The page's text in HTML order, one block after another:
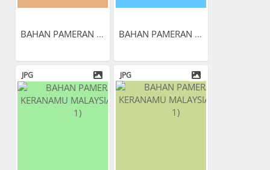
BAHAN PAMERAN KERANAMU... BAHAN PAMERAN KERANAMU...
JPG JPG